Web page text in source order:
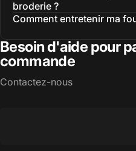
broderie ?
Comment entretenir ma
Besoin d'aide pour
commande
Contactez-nous